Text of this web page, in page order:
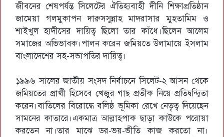
জীবনের শেষপর্যন্ত সিলেটের ঐতিহ্যবাহী দীনি শিক্ষাপ্রতিষ্ঠান
জামেয়া গলমুকাপন দারুসসুন্নাহ মাদরাসার মুহতামিম ও
শাইখুল হাদীসের দায়িত্ব ছিলো তার কাঁধে।ছিলেন আলেম
সমাজের অভিভাবক।পালন করেন জমিয়তে উলামায়ে ইসলাম
বাংলাদেশের সহ-সভাপতির দায়িত্ব।
১৯৯৬ সালের জাতীয় সংসদ নির্বাচনে সিলেট-২ আসন থেকে
জমিয়তের প্রার্থী হিসেবে খেজুর গাছ প্রতীক নিয়ে প্রতিদ্বন্দ্বিতা
করেন।বাতিলের বিরোদ্ধে বলিষ্ঠ ভূমিকা রেখে নেতৃত্ব দিয়েছেন
সামনের কাতারে।একমাত্র আল্লাহপাক ছাড়া কাউকে পরোয়া
করতেন না।তার মাঝে ডর-ভয়-ভীতি কাজ করতো না।